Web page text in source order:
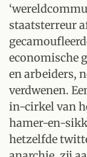
staatsterreur
economische
en arbeiders,
verdwenen.
in-cirkel van
hamer-en-
hetzelfde